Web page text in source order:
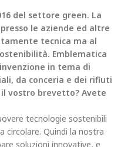
del settore green. La
le aziende ed altre
tecnica ma al
Emblematica
in tema di
da conceria e dei rifiuti
vostro brevetto? Avete
tecnologie sostenibili
circolare. Quindi la nostra
soluzioni innovative, e